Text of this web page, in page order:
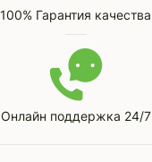
100% Гарантия качества
Онлайн поддержка 24/7